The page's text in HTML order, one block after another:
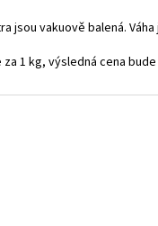
jsou vakuově balená.
za 1 kg, výsledná cena
počet balení.